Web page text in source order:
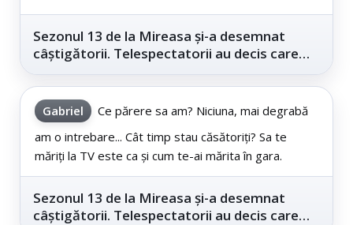
Sezonul 13 de la Mireasa și-a desemnat
câștigătorii. Telespectatorii au decis care
Gabriel
Ce părere sa am? Niciuna, mai degrabă
am o intrebare... Cât timp stau căsătoriți? Sa te
măriți la TV este ca și cum te-ai mărita în gara.
Sezonul 13 de la Mireasa și-a desemnat
câștigătorii. Telespectatorii au decis care